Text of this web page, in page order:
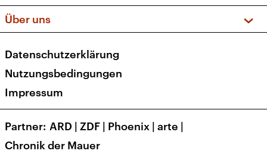
Apps
Newsletter
Veranstaltungen
Social Media
Über uns
Presse
Karriere
Transparenz
Datenschutzerklärung
Nutzungsbedingungen
Impressum
Partner ARD | ZDF | Phoenix | arte |
Chronik der Mauer